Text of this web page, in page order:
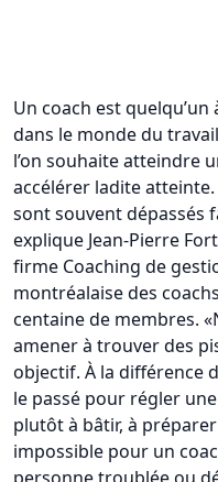
Un coach est
dans le monde du
l’on souhaite atteindre
accélérer ladite
sont souvent dépassés
explique Jean-Pierre
firme Coaching de
montréalaise des
centaine de membres.
amener à trouver des
objectif. À la différence
le passé pour régler
plutôt à bâtir, à préparer
impossible pour un